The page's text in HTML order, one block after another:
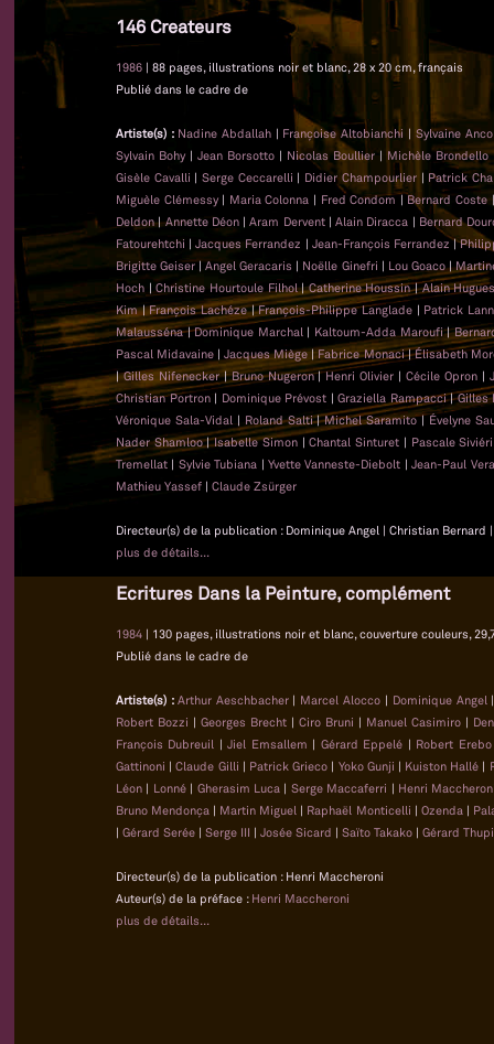
146 Createurs
1986 | 88 pages, illustrations noir et blanc, 28 x 20 cm, français
Publié dans le cadre de
Artiste(s) : Nadine Abdallah| Françoise Altobianchi |Sylvaine
Sylvain Bohy| Jean Borsotto | Nicolas Boullier | Michèle Brondello
Gisèle Cavalli |Serge Ceccarelli | Didier Champourlier| Patrick
Miguèle Clémessy| Maria Colonna | Fred Condom|Bernard Coste
Deldon|Annette Déon|Aram Dervent|Alain Diracca | Bernard
Fatourehtchi |Jacques Ferrandez | Jean-François Ferrandez|
Brigitte Geiser|Angel Geracaris | Noëlle Ginefri | Lou Goaco|
Hoch |Christine Hourtoule Filhol|Catherine Houssin|Alain
Kim|François Lachéze|François-Philippe Langlade| Patrick
Malausséna|Dominique Marchal | Kaltoum-Adda Maroufi|
Pascal Midavaine |Jacques Miège|Fabrice Monaci|Élisabeth
|Gilles Nifenecker|Bruno Nugeron|Henri Olivier |Cécile Opron|
Christian Portron| Dominique Prévost |Graziella Rampacci|Gilles
Véronique Sala-Vidal | Roland Salti|Michel Saramito|Évelyne
Nader Shamloo|Isabelle Simon|Chantal Sinturet | Pascale Siviéri
Tremellat | Sylvie Tubiana | Yvette Vanneste-Diebolt |Jean-Paul
Mathieu Yassef | Claude Zsürger
Directeur(s) de la publication : Dominique Angel | Christian
plus de détails...
Ecritures Dans la Peinture, complément
1984 | 130 pages, illustrations noir et blanc, couverture couleurs,
Publié dans le cadre de
Artiste(s) : Arthur Aeschbacher| Marcel Alocco | Dominique Angel
Robert Bozzi | Georges Brecht| Ciro Bruni | Manuel Casimiro|
François Dubreuil |Jiel Emsallem | Gérard Eppelé | Robert Erebo
Gattinoni |Claude Gilli | Patrick Grieco | Yoko Gunji | Kuiston Hallé |
Léon | Lonné| Gherasim Luca | Serge Maccaferri | Henri
Bruno Mendonça | Martin Miguel | Raphaël Monticelli | Ozenda |
| Gérard Serée | Serge III | Josée Sicard | Saïto Takako | Gérard
Directeur(s) de la publication : Henri Maccheroni
Auteur(s) de la préface : Henri Maccheroni
plus de détails...